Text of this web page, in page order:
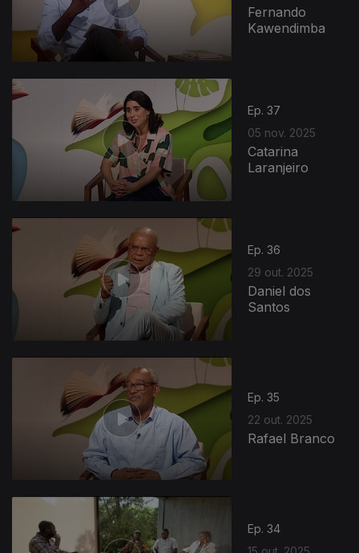
Fernando
Kawendimba
Ep. 37
05 nov. 2025
Catarina
Laranjeiro
Ep. 36
29 out. 2025
Daniel dos
Santos
885736
Ep. 35
22 out. 2025
Rafael Branco
Ep. 34